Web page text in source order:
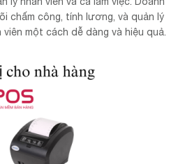
chấm công, tính lương, và quản lý
viên một cách dễ dàng và hiệu quả.